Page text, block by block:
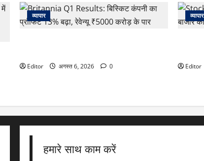
व्यापार
Editor अगस्त 6, 2026 0
व्यापार
Editor
हमारे साथ काम करें